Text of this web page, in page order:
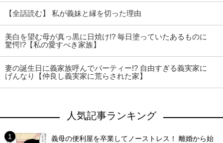
【全話読む】 私が義妹と縁を切った理由
美白を望む母が真っ黒に日焼け!? 毎日塗っていたあるものに
驚愕!?【私の愛すべき家族】
妻の誕生日に義家族呼んでパーティー!? 自由すぎる義実家に
げんなり【仲良し義実家に荒らされた家】
人気記事ランキング
義母の便利屋を卒業してノーストレス！ 離婚から始